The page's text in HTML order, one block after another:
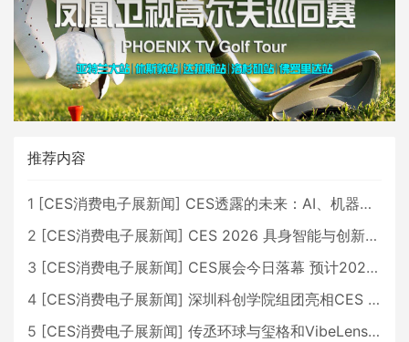
推荐内容
1 [CES消费电子展新闻] CES透露的未来：AI、机器人与智能生活大爆发
2 [CES消费电子展新闻] CES 2026 具身智能与创新领域 中国公司大放异彩
3 [CES消费电子展新闻] CES展会今日落幕 预计2026行业收入将超五千亿美元
4 [CES消费电子展新闻] 深圳科创学院组团亮相CES 广受好评
5 [CES消费电子展新闻] 传丞环球与玺格和VibeLens共同推出全新耳机